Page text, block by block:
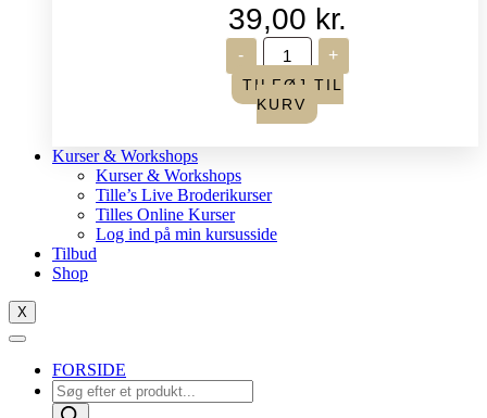
39,00 kr.
-
John
James
-
Perlenåle
Krumme
+
TILFØJ TIL
KURV
Kurser & Workshops
Kurser & Workshops
Tille’s Live Broderikurser
Tilles Online Kurser
Log ind på min kursusside
Tilbud
Shop
X
FORSIDE
Products
search